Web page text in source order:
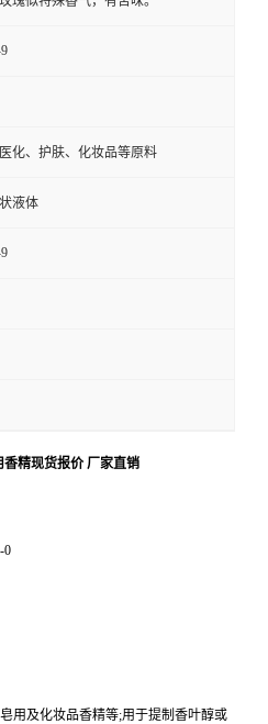
化、护肤、化妆品等原料
液体
香精现货报价 厂家直销
0
用及化妆品香精等;用于提制香叶醇或